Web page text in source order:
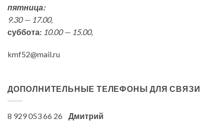
пятница:
9.30 — 17.00,
суббота: 10.00 — 15.00,
kmf52@mail.ru
ДОПОЛНИТЕЛЬНЫЕ ТЕЛЕФОНЫ ДЛЯ СВЯЗИ
8 929 053 66 26 Дмитрий